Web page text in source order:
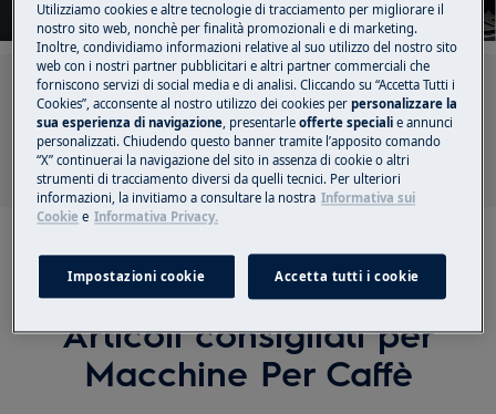
Cerca tra i nostri articoli di supporto
Articoli consigliati per
Macchine Per Caffè
Utilizziamo cookies e altre tecnologie di tracciamento per migliorare il
nostro sito web, nonchè per finalità promozionali e di marketing.
Inoltre, condividiamo informazioni relative al suo utilizzo del nostro sito
web con i nostri partner pubblicitari e altri partner commerciali che
forniscono servizi di social media e di analisi. Cliccando su “Accetta Tutti i
Cookies”, acconsente al nostro utilizzo dei cookies perpersonalizzare la
sua esperienza di navigazione, presentarleofferte speciali e annunci
personalizzati. Chiudendo questo banner tramite l’apposito comando
“X” continuerai la navigazione del sito in assenza di cookie o altri
strumenti di tracciamento diversi da quelli tecnici. Per ulteriori
informazioni, la invitiamo a consultare la nostra Informativa sui
Cookie e Informativa Privacy.
Impostazioni cookie Accetta tutti i cookie